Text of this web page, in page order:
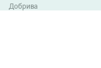
Добрива